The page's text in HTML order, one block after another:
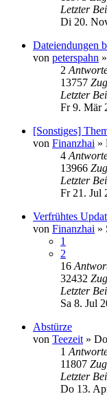
Letzter
Di 20.
Dateiendungen
von peterspahn »
2
13757
Letzter
Fr 9. Mär
[Sonstiges]
von Finanzhai »
4
13966
Letzter
Fr 21. Jul
Verfrühtes
von Finanzhai »
1
2
16
32432
Letzter
Sa 8. Jul
Abstürze
von Teezeit »
1
11807
Letzter
Do 13.